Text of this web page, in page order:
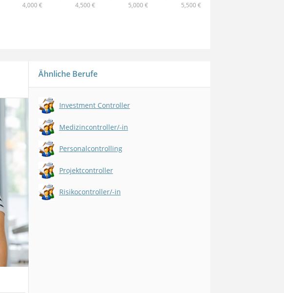
4,000 € 4,500 € 5,000 € 5,500 €
Ähnliche Berufe
Investment Controller
Medizincontroller/-in
Personalcontrolling
Projektcontroller
Risikocontroller/-in